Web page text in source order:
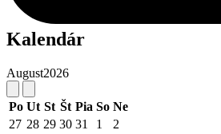
Kalendár
August2026
Po Ut St Št Pia So Ne
27 28 29 30 31 1
2